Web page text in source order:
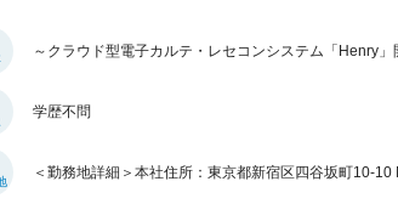
～クラウド型電子カルテ・レセコンシステム「Henry
学歴不問
＜勤務地詳細＞本社住所：東京都新宿区四谷坂町10-